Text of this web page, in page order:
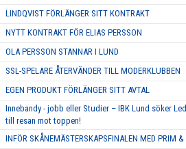
LINDQVIST FÖRLÄNGER SITT KONTRAKT
NYTT KONTRAKT FÖR ELIAS PERSSON
OLA PERSSON STANNAR I LUND
SSL-SPELARE ÅTERVÄNDER TILL MODERKLUBBEN
EGEN PRODUKT FÖRLÄNGER SITT AVTAL
Innebandy - jobb eller Studier – IBK Lund söker
till resan mot toppen!
INFÖR SKÅNEMÄSTERSKAPSFINALEN MED PRIM &